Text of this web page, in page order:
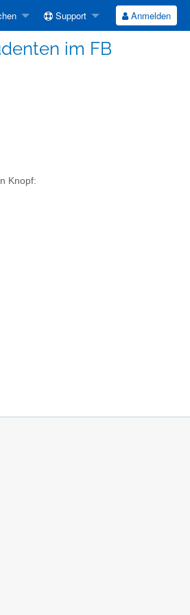
Support Anmelden
im FB
Knopf: